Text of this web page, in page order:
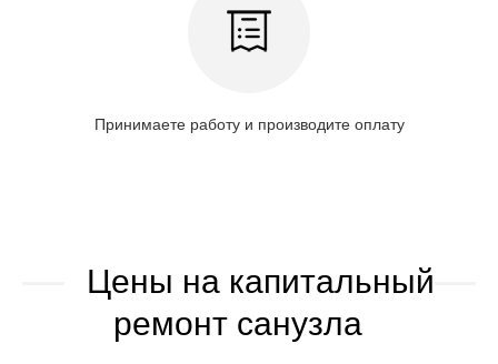
Принимаете работу и производите оплату
Цены на капитальный
ремонт санузла